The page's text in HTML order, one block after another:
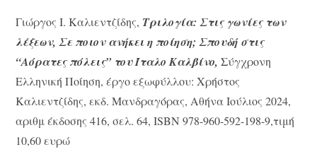
Γιώργος Ι. Καλιεντζίδης, Τριλογία: Στις γωνίες των
λέξεων, Σε ποιον ανήκει η ποίηση; Σπουδή στις
“Αόρατες πόλεις” του Ίταλο Καλβίνο,Σύγχρονη
Ελληνική Ποίηση, έργο εξωφύλλου: Χρήστος
Καλιεντζίδης, εκδ. Μανδραγόρας, Αθήνα Ιούλιος 2024,
αριθμ έκδοσης 416, σελ. 64, ISBN 978-960-592-198-9,τιμή
10,60 ευρώ